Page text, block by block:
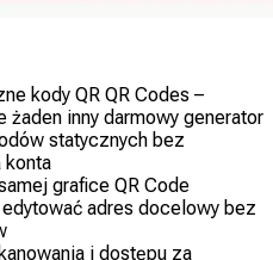
kody QR QR Codes –
inny darmowy generator
statycznych bez
konta
grafice QR Code
adres docelowy bez
i dostępu za